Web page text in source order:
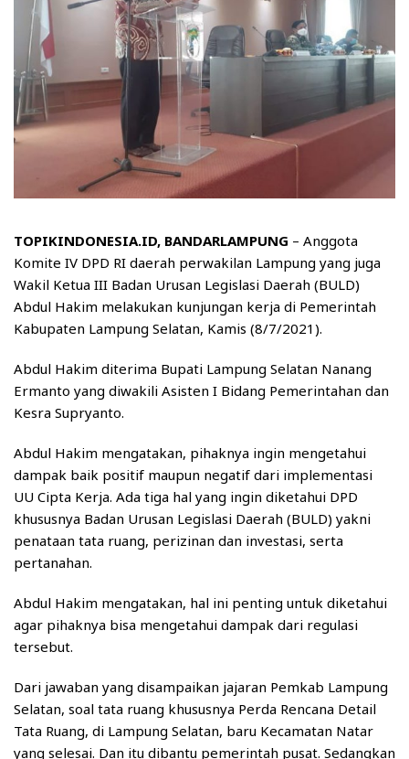
TOPIKINDONESIA.ID, BANDARLAMPUNG – Anggota
Komite IV DPD RI daerah perwakilan Lampung yang juga
Wakil Ketua III Badan Urusan Legislasi Daerah (BULD)
Abdul Hakim melakukan kunjungan kerja di Pemerintah
Kabupaten Lampung Selatan, Kamis (8/7/2021).
Abdul Hakim diterima Bupati Lampung Selatan Nanang
Ermanto yang diwakili Asisten I Bidang Pemerintahan dan
Kesra Supryanto.
Abdul Hakim mengatakan, pihaknya ingin mengetahui
dampak baik positif maupun negatif dari implementasi
UU Cipta Kerja. Ada tiga hal yang ingin diketahui DPD
khususnya Badan Urusan Legislasi Daerah (BULD) yakni
penataan tata ruang, perizinan dan investasi, serta
pertanahan.
Abdul Hakim mengatakan, hal ini penting untuk diketahui
agar pihaknya bisa mengetahui dampak dari regulasi
tersebut.
Dari jawaban yang disampaikan jajaran Pemkab Lampung
Selatan, soal tata ruang khususnya Perda Rencana Detail
Tata Ruang, di Lampung Selatan, baru Kecamatan Natar
yang selesai. Dan itu dibantu pemerintah pusat. Sedangkan